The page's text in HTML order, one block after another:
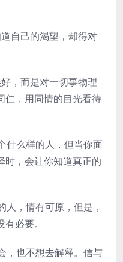
自己的渴望，却得对
，而是对一切事物理
仁，用同情的目光看待
么样的人，但当你面
时，会让你知道真正的
，情有可原，但是，
必要。
也不想去解释。信与